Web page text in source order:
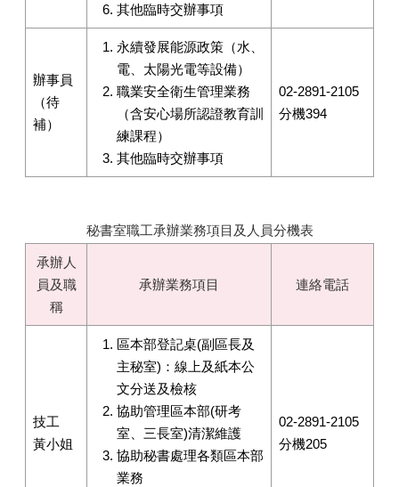
其他臨時交辦事項
辦事員
（待
補）
永續發展能源政策（水、
電、太陽光電等設備）
職業安全衛生管理業務
（含安心場所認證教育訓
練課程）
其他臨時交辦事項
02-2891-2105
分機394
承辦人
員及職
稱
承辦業務項目 連絡電話
秘書室職工承辦業務項目及人員分機表
技工
黃小姐
區本部登記桌(副區長及
主秘室)：線上及紙本公
文分送及檢核
協助管理區本部(研考
室、三長室)清潔維護
協助秘書處理各類區本部
業務
02-2891-2105
分機205